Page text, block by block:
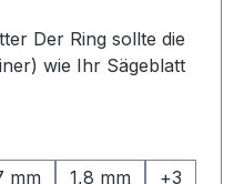
Der Ring sollte die
wie Ihr Sägeblatt
mm 1,8 mm +3